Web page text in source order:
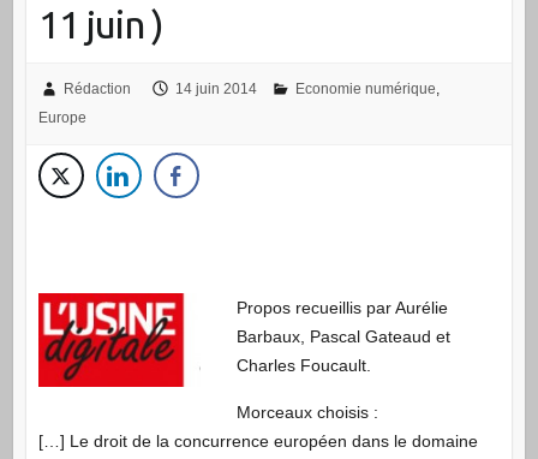
11 juin )
Rédaction 14 juin 2014 Economie numérique,
Europe
Propos recueillis par Aurélie
Barbaux, Pascal Gateaud et
Charles Foucault.
Morceaux choisis :
[…] Le droit de la concurrence européen dans le domaine